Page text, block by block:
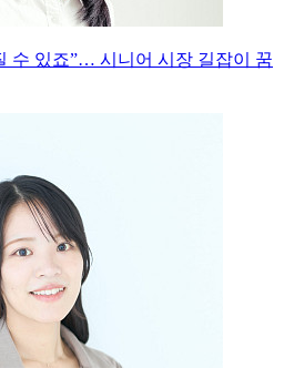
수 있죠”… 시니어 시장 길잡이 꿈